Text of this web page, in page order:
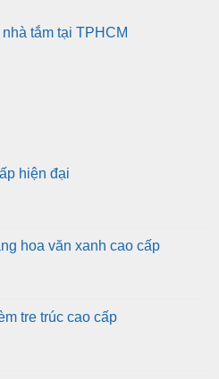
tắm tại TPHCM
hiện đại
hoa văn xanh cao cấp
tre trúc cao cấp